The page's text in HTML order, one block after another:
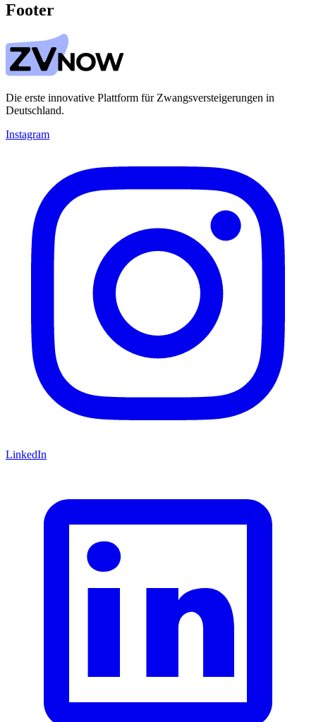
Footer
Die erste innovative Plattform für Zwangsversteigerungen in
Deutschland.
Instagram
LinkedIn